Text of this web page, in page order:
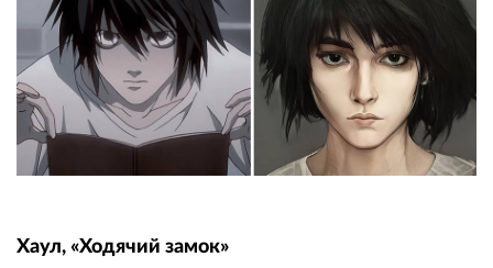
Хаул, «Ходячий замок»